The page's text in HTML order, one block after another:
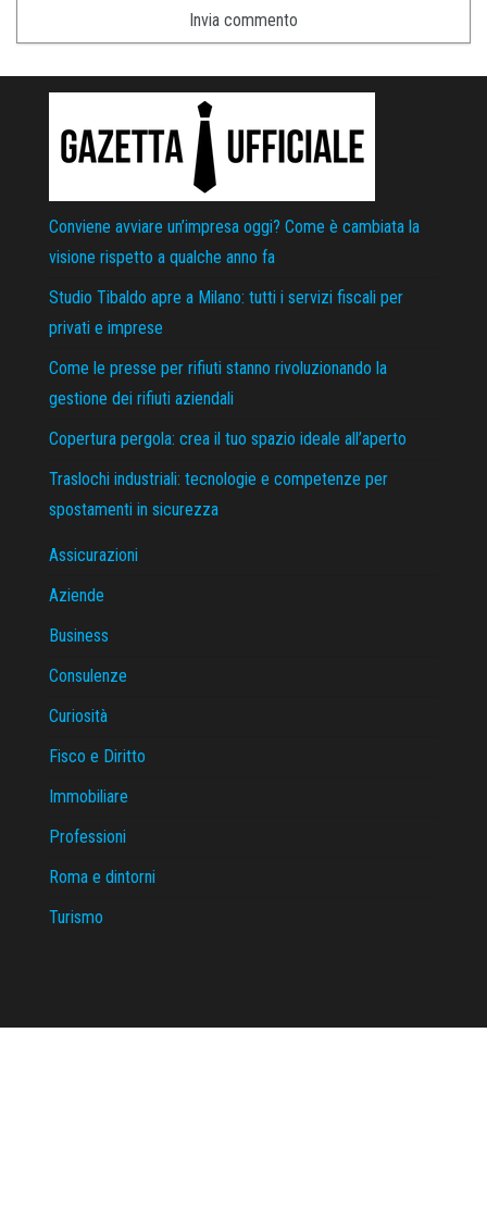
Conviene avviare un’impresa oggi? Come è cambiata la
visione rispetto a qualche anno fa
Studio Tibaldo apre a Milano: tutti i servizi fiscali per
privati e imprese
Come le presse per rifiuti stanno rivoluzionando la
gestione dei rifiuti aziendali
Copertura pergola: crea il tuo spazio ideale all’aperto
Traslochi industriali: tecnologie e competenze per
spostamenti in sicurezza
Assicurazioni
Aziende
Business
Consulenze
Curiosità
Fisco e Diritto
Immobiliare
Professioni
Roma e dintorni
Turismo